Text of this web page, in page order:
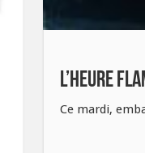
L’heure
Ce mardi,